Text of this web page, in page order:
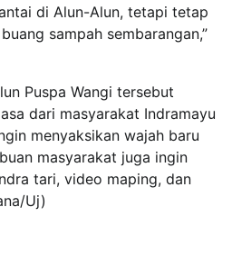
di Alun-Alun, tetapi tetap
sampah sembarangan,”
Puspa Wangi tersebut
dari masyarakat Indramayu
menyaksikan wajah baru
masyarakat juga ingin
tari, video maping, dan
Uj)